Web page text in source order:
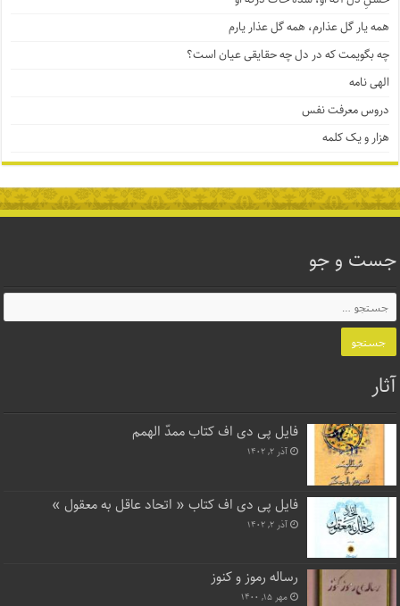
همه یار گل عذارم، همه گل عذار یارم
چه بگویمت که در دل چه حقایقی عیان است؟
الهی نامه
دروس معرفت نفس
هزار و یک کلمه
جست و جو
آثار
فایل پی دی اف کتاب ممدّ الهمم
آذر ۲, ۱۴۰۲
فایل پی دی اف کتاب « اتحاد عاقل به معقول »
آذر ۲, ۱۴۰۲
رساله رموز و کنوز
مهر ۱۵, ۱۴۰۰